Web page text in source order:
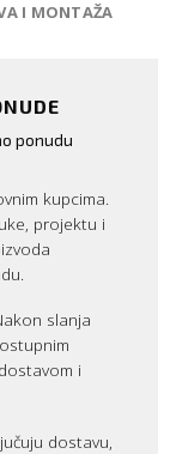
I MONTAŽA
ponudu
kupcima.
projektu i
slanja
i
dostavu,